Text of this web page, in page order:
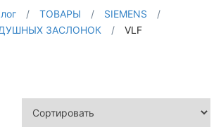
/ ТОВАРЫ / SIEMENS
/
ЗАСЛОНОК
/ VLF